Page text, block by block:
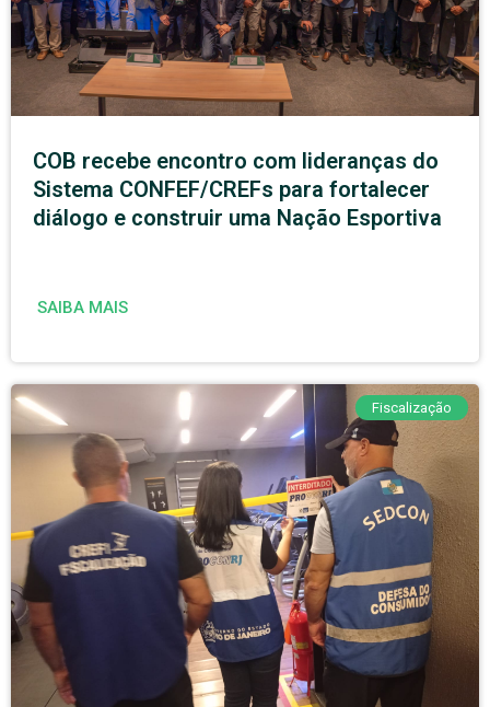
COB recebe encontro com lideranças do
Sistema CONFEF/CREFs para fortalecer
diálogo e construir uma Nação Esportiva
SAIBA MAIS
Fiscalização